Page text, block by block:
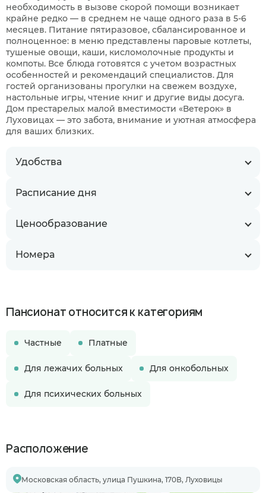
Удобства
Расписание дня
Ценообразование
Номера
необходимость в вызове скорой помощи возникает
крайне редко — в среднем не чаще одного раза в 5-6
месяцев. Питание пятиразовое, сбалансированное и
полноценное: в меню представлены паровые котлеты,
тушеные овощи, каши, кисломолочные продукты и
компоты. Все блюда готовятся с учетом возрастных
особенностей и рекомендаций специалистов. Для
гостей организованы прогулки на свежем воздухе,
настольные игры, чтение книг и другие виды досуга.
Дом престарелых малой вместимости «Ветерок» в
Луховицах — это забота, внимание и уютная атмосфера
для ваших близких.
Пансионат относится к категориям
Частные Платные
Для лежачих больных Для онкобольных
Для психических больных
Расположение
Московская область, улица Пушкина, 170В, Луховицы